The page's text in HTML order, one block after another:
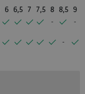
6 6,5 7 7,5 8 8,5 9